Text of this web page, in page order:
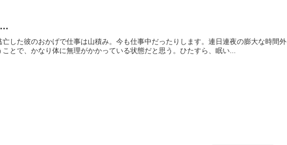
…
亡した彼のおかげで仕事は山積み。今も仕事中だったりします。連日連夜の膨大な時間外
ことで、かなり体に無理がかかっている状態だと思う。ひたすら、眠い...